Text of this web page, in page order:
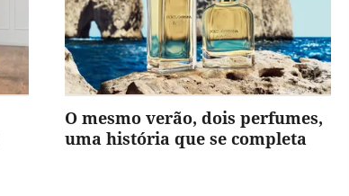
O mesmo verão, dois perfumes,
uma história que se completa